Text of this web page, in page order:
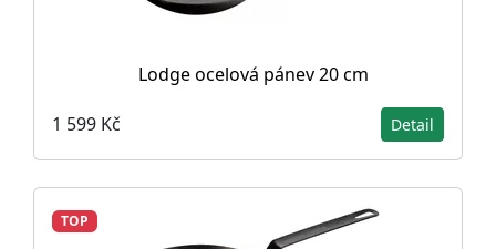
Lodge ocelová pánev 20 cm
1 599 Kč Detail
TOP